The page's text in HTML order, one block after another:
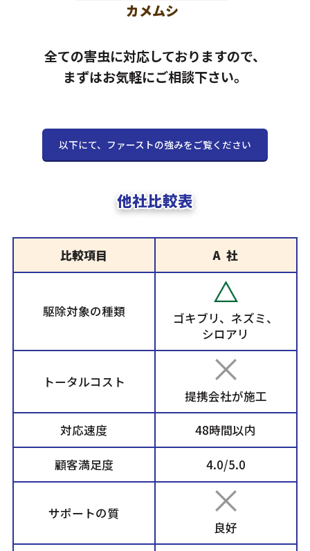
カメムシ
全ての害虫に対応しておりますので、
まずはお気軽にご相談下さい。
以下にて、ファーストの強みをご覧ください
他社比較表
比較項目 A 社
駆除対象の種類
ゴキブリ、ネズミ、
シロアリ
トータルコスト
提携会社が施工
対応速度 48時間以内
顧客満足度 4.0/5.0
サポートの質
良好